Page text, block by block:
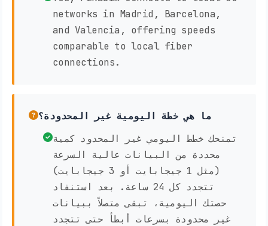
networks in Madrid, Barcelona,
and Valencia, offering speeds
comparable to local fiber
connections.
ما هي خطة اليومية غير المحدودة؟
تمنحك خطط اليومي غير المحدود كمية
محددة من البيانات عالية السرعة
(مثل 1 جيجابايت أو 3 جيجابايت)
تتجدد كل 24 ساعة. بعد استنفاد
حصتك اليومية، تبقى متصلاً ببيانات
غير محدودة بسرعات أبطأ حتى تتجدد